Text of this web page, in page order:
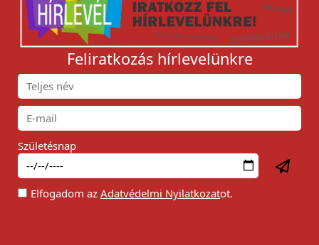
Feliratkozás hírlevelünkre
Születésnap
Elfogadom az Adatvédelmi Nyilatkozatot.